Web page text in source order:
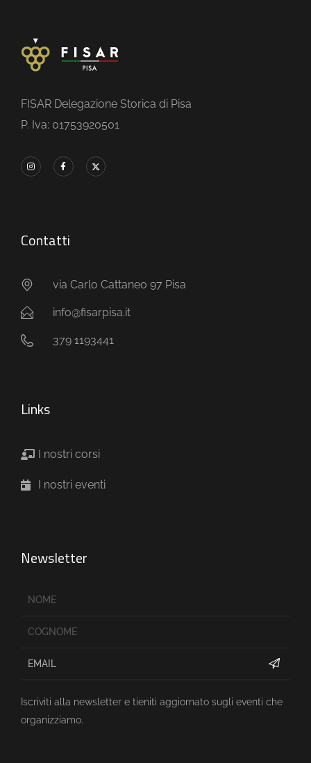
FISAR Delegazione Storica di Pisa
P. Iva: 01753920501
Contatti
via Carlo Cattaneo 97 Pisa
info@fisarpisa.it
379 1193441
Links
I nostri corsi
I nostri eventi
Newsletter
Iscriviti alla newsletter e tieniti aggiornato sugli eventi che
organizziamo.